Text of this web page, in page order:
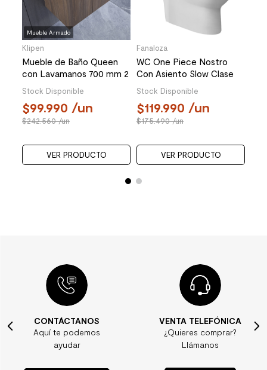
Mueble Armado
Klipen
Mueble de Baño Queen
con Lavamanos 700 mm 2
Puertas Choco
Stock Disponible
99.990 /un
242.560/un
VER PRODUCTO
Fanaloza
WC One Piece Nostro
Con Asiento Slow Clase
Descarga a Piso 305 mm
Stock Disponible
119.990 /un
175.490/un
VER PRODUCTO
CONTÁCTANOS
Aquí te podemos
ayudar
VENTA TELEFÓNICA
¿Quieres comprar?
Llámanos